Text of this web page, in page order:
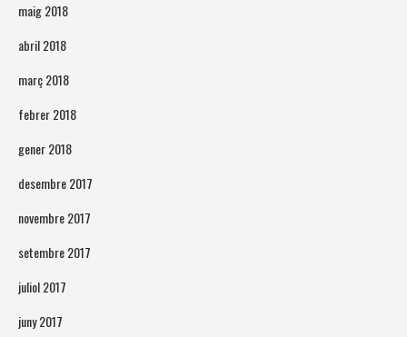
maig 2018
abril 2018
març 2018
febrer 2018
gener 2018
desembre 2017
novembre 2017
setembre 2017
juliol 2017
juny 2017